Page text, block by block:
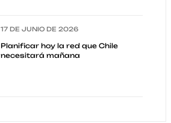
17 DE JUNIO DE 2026
Planificar hoy la red que Chile
necesitará mañana